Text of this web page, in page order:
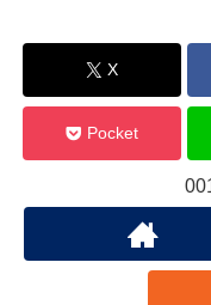
X
Pocket